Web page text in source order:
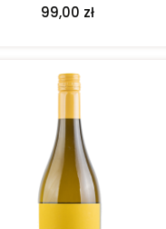
99,00 zł